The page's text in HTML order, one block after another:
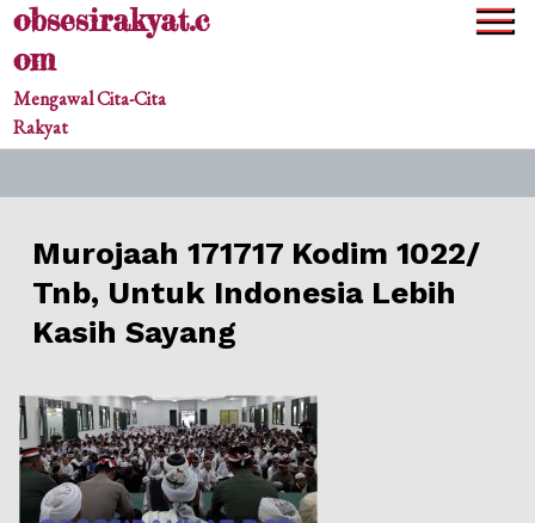
Skipobsesirakyat.c
om
Mengawal Cita-Cita
Rakyat
Murojaah 171717 Kodim 1022/
Tnb, Untuk Indonesia Lebih
Kasih Sayang